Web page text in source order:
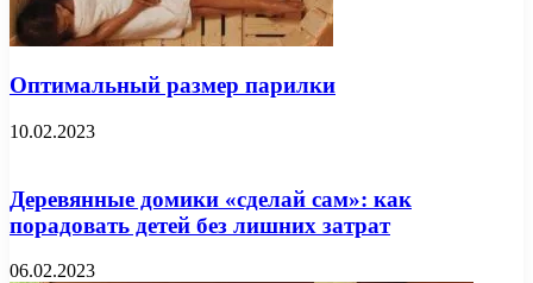
Оптимальный размер парилки
10.02.2023
Деревянные домики «сделай сам»: как
порадовать детей без лишних затрат
06.02.2023